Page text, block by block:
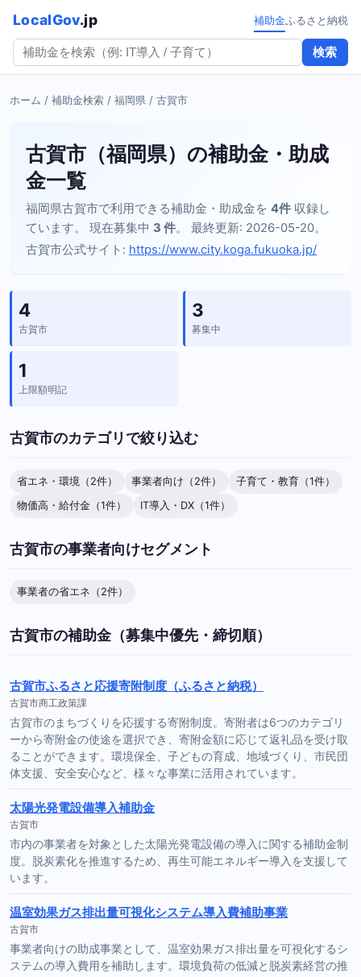
LocalGov.jp
検索
補助金ふるさと納税
ホーム / 補助金検索 / 福岡県 / 古賀市
古賀市（福岡県）の補助金・助成
金一覧
福岡県古賀市で利用できる補助金・助成金を 4件 収録し
ています。 現在募集中 3 件。 最終更新: 2026-05-20。
古賀市公式サイト: https://www.city.koga.fukuoka.jp/
4
古賀市
3
募集中
1
上限額明記
古賀市のカテゴリで絞り込む
省エネ・環境（2件） 事業者向け（2件）
子育て・教育（1件）
物価高・給付金（1件）
IT導入・DX（1件）
古賀市の事業者向けセグメント
事業者の省エネ（2件）
古賀市の補助金（募集中優先・締切順）
古賀市ふるさと応援寄附制度（ふるさと納税）
古賀市商工政策課
古賀市のまちづくりを応援する寄附制度。寄附者は6つのカテゴリ
ーから寄附金の使途を選択でき、寄附金額に応じて返礼品を受け取
ることができます。環境保全、子どもの育成、地域づくり、市民団
体支援、安全安心など、様々な事業に活用されています。
太陽光発電設備導入補助金
古賀市
市内の事業者を対象とした太陽光発電設備の導入に関する補助金制
度。脱炭素化を推進するため、再生可能エネルギー導入を支援して
います。
温室効果ガス排出量可視化システム導入費補助事業
古賀市
事業者向けの助成事業として、温室効果ガス排出量を可視化するシ
ステムの導入費用を補助します。環境負荷の低減と脱炭素経営の推